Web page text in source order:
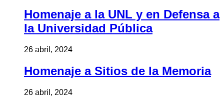
Homenaje a la UNL y en Defensa a
la Universidad Pública
26 abril, 2024
Homenaje a Sitios de la Memoria
26 abril, 2024